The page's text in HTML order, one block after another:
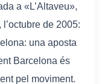
a «L’Altaveu»,
de 2005:
una aposta
Barcelona és
pel moviment.